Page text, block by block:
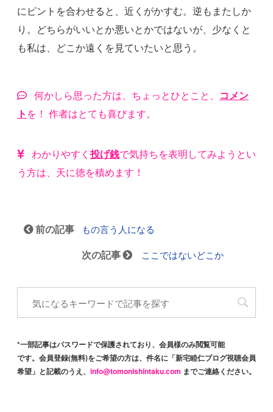
にピントを合わせると、近くがかすむ。逆もまたしか
り。どちらがいいとか悪いとかではないが、少なくと
も私は、どこか遠くを見ていたいと思う。
何かしら思った方は、ちょっとひとこと、 コメン
ト を！ 作者はとても喜びます。
わかりやすく 投げ銭で気持ちを表明してみようとい
う方は、天に徳を積めます！
前の記事 もの言う人になる
次の記事 ここではないどこか
*一部記事はパスワードで保護されており、会員様のみ閲覧可能
です。会員登録(無料)をご希望の方は、件名に「新宅睦仁ブログ視聴会員
希望」と記載のうえ、 info@tomonishintaku.com までご連絡ください。